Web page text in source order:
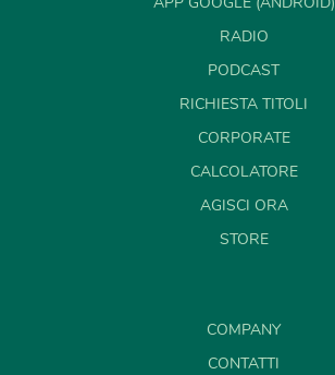
RADIO
PODCAST
RICHIESTA TITOLI
CORPORATE
CALCOLATORE
AGISCI ORA
STORE
COMPANY
CONTATTI